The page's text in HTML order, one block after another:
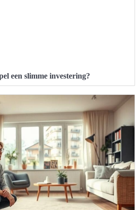
een slimme investering?